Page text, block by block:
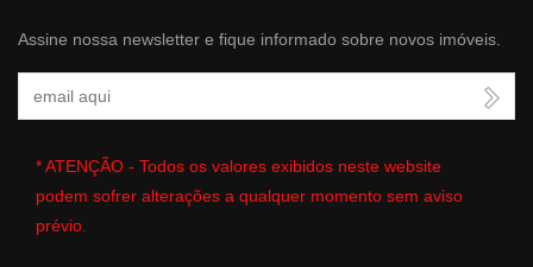
Assine nossa newsletter e fique informado sobre novos imóveis.
Seu Email
* ATENÇÃO - Todos os valores exibidos neste website
podem sofrer alterações a qualquer momento sem aviso
prévio.